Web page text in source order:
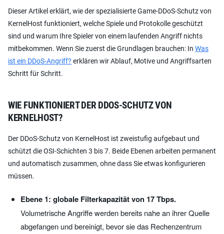
Dieser Artikel erklärt, wie der spezialisierte Game-DDoS-Schutz von
KernelHost funktioniert, welche Spiele und Protokolle geschützt
sind und warum Ihre Spieler von einem laufenden Angriff nichts
mitbekommen. Wenn Sie zuerst die Grundlagen brauchen: In Was
ist ein DDoS-Angriff? erklären wir Ablauf, Motive und Angriffsarten
Schritt für Schritt.
WIE FUNKTIONIERT DER DDOS-SCHUTZ VON
KERNELHOST?
Der DDoS-Schutz von KernelHost ist zweistufig aufgebaut und
schützt die OSI-Schichten 3 bis 7. Beide Ebenen arbeiten permanent
und automatisch zusammen, ohne dass Sie etwas konfigurieren
müssen.
Ebene 1: globale Filterkapazität von 17 Tbps.
Volumetrische Angriffe werden bereits nahe an ihrer Quelle
abgefangen und bereinigt, bevor sie das Rechenzentrum